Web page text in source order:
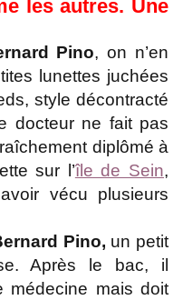
les autres. Une
Pino, on n’en
lunettes juchées
style décontracté
docteur ne fait pas
diplômé à
sur l’île de Sein,
vécu plusieurs
Pino, un petit
Après le bac, il
médecine mais doit